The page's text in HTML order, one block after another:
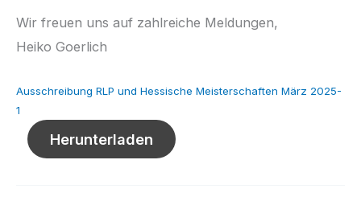
Wir freuen uns auf zahlreiche Meldungen,
Heiko Goerlich
Ausschreibung RLP und Hessische Meisterschaften März 2025-
1
Herunterladen